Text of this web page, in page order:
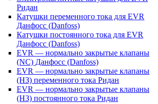
Ридан
Катушки переменного тока для EVR
Данфосс (Danfoss)
Катушки постоянного тока для EVR
Данфосс (Danfoss)
EVR — нормально закрытые клапаны
(NC) Данфосс (Danfoss)
EVR — нормально закрытые клапаны
(НЗ) переменного тока Ридан
EVR — нормально закрытые клапаны
(НЗ) постоянного тока Ридан